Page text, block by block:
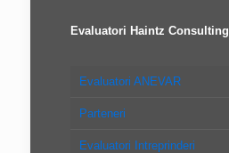
Evaluatori Haintz Consulting
Evaluatori ANEVAR
Parteneri
Evaluatori Intreprinderi